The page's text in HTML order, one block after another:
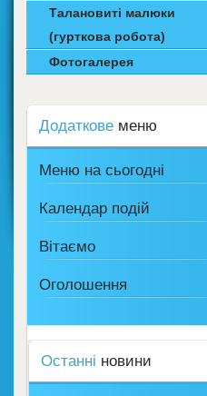
Талановиті малюки
(гурткова робота)
Фотогалерея
Додаткове меню
Меню на сьогодні
Календар подій
Вітаємо
Оголошення
Останні новини